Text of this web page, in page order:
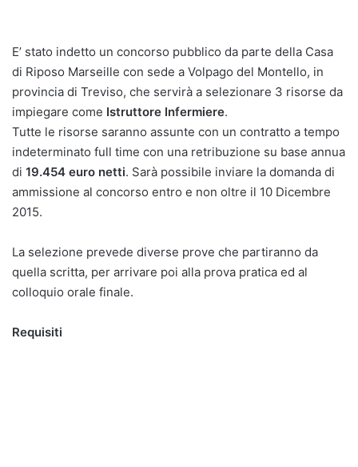
E’ stato indetto un concorso pubblico da parte della Casa
di Riposo Marseille con sede a Volpago del Montello, in
provincia di Treviso, che servirà a selezionare 3 risorse da
impiegare come Istruttore Infermiere.
Tutte le risorse saranno assunte con un contratto a tempo
indeterminato full time con una retribuzione su base annua
di 19.454 euro netti. Sarà possibile inviare la domanda di
ammissione al concorso entro e non oltre il 10 Dicembre
2015.
La selezione prevede diverse prove che partiranno da
quella scritta, per arrivare poi alla prova pratica ed al
colloquio orale finale.
Requisiti